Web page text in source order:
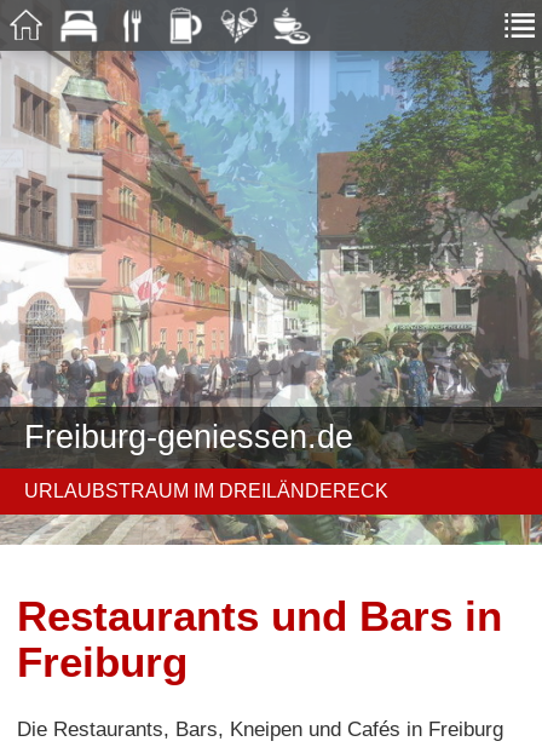
Freiburg-geniessen.de
URLAUBSTRAUM IM DREILÄNDERECK
Restaurants und Bars in
Freiburg
Die Restaurants, Bars, Kneipen und Cafés in Freiburg